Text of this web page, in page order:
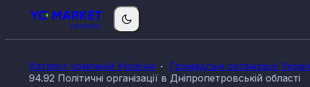
Каталог компаній України Громадські організації
94.92 Політичні організації в Дніпропетровській області